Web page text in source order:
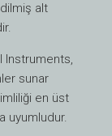
alt
Instruments,
sunar
en üst
uyumludur.